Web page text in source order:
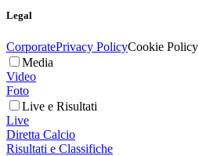
Legal
CorporatePrivacy PolicyCookie Policy
Media
Video
Foto
Live e Risultati
Live
Diretta Calcio
Risultati e Classifiche